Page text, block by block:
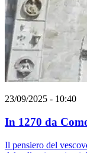
23/09/2025 - 10:40
In 1270 da
Il pensiero del